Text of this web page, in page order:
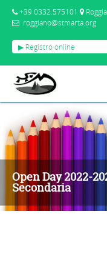
+39 0332.575101
roggiano@stmarta.org
▶ Registro online
EVENTI OPEN
Open Day 2022-
Secondaria